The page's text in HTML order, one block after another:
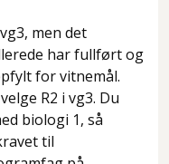
men det
har fullført og
for vitnemål.
R2 i vg3. Du
biologi 1, så
til